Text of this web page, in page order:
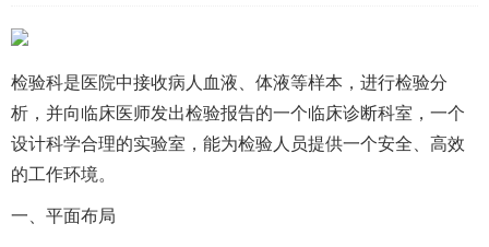
检验科是医院中接收病人血液、体液等样本，进行检验分
析，并向临床医师发出检验报告的一个临床诊断科室，一个
设计科学合理的实验室，能为检验人员提供一个安全、高效
的工作环境。
一、平面布局